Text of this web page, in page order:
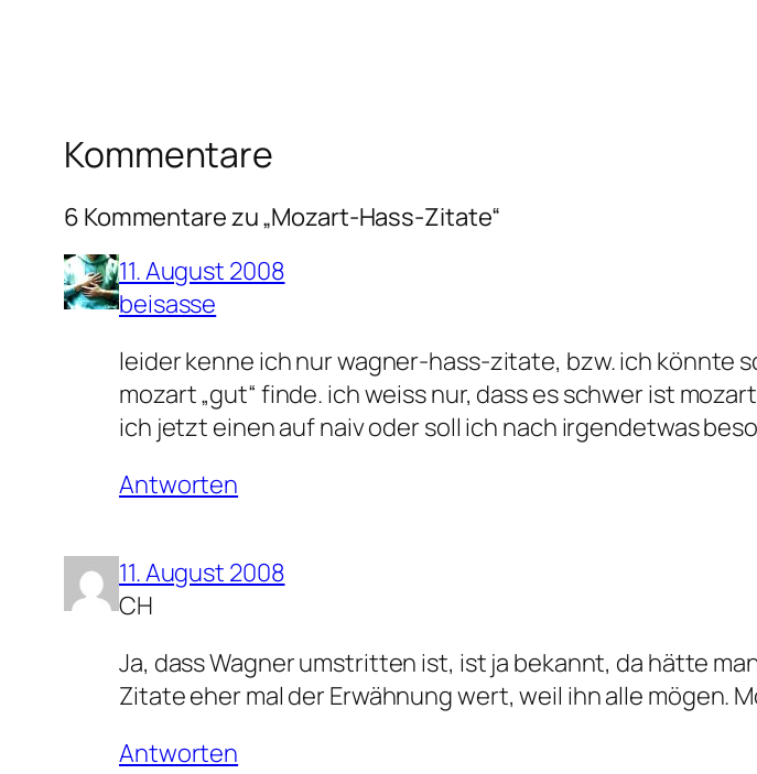
Kommentare
6 Kommentare zu „Mozart-Hass-Zitate“
11. August 2008
beisasse
leider kenne ich nur wagner-hass-zitate, bzw. ich könnte
mozart „gut“ finde. ich weiss nur, dass es schwer ist
ich jetzt einen auf naiv oder soll ich nach irgendetwas
Antworten
11. August 2008
CH
Ja, dass Wagner umstritten ist, ist ja bekannt, da hätte
Zitate eher mal der Erwähnung wert, weil ihn alle mögen.
Antworten